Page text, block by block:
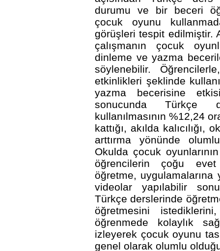
durumu ve bir beceri
çocuk oyunu
görüşleri tespit edilmiştir.
çalışmanın çocuk
dinleme ve yazma
söylenebilir.
etkinlikleri şeklinde
yazma becerisine
sonucunda Türkçe
kullanılmasının %12,24
kattığı, akılda
arttırma yönünde
Okulda çocuk
öğrencilerin çoğu evet
öğretme, uygulamalarına
videolar yapılabilir
Türkçe derslerinde
öğretmesini
öğrenmede kolaylık
izleyerek çocuk oyunu
genel olarak olumlu